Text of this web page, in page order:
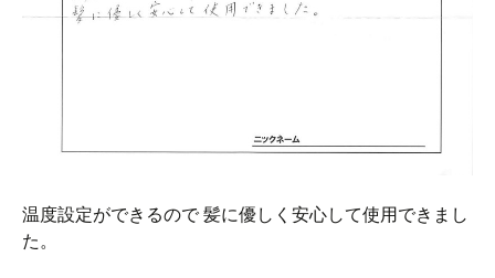
温度設定ができるので 髪に優しく安心して使用できまし
た。